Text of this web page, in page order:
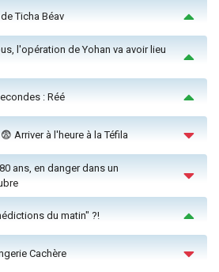
Ticha Béav
l'opération de Yohan va avoir lieu
: Réé
Arriver à l'heure à la Téfila
ans, en danger dans un
du matin" ?!
Cachère